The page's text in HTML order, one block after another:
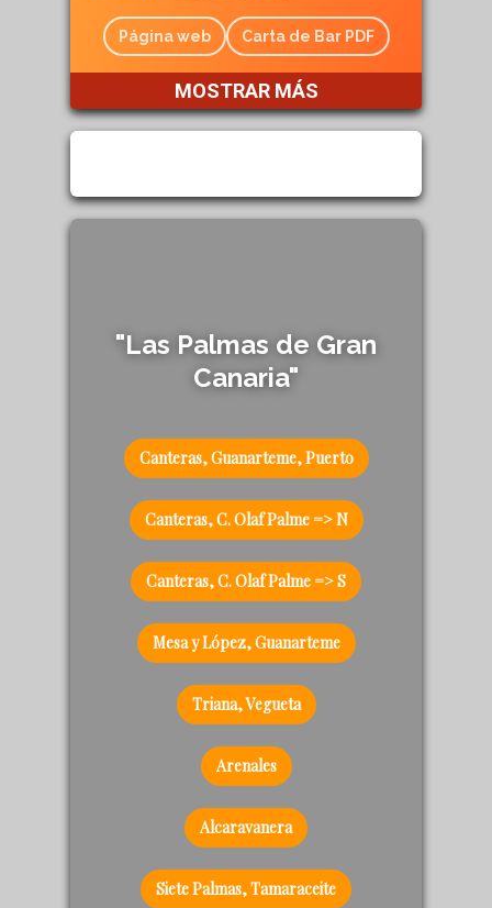
Página web Carta de Bar PDF
MOSTRAR MÁS
"Las Palmas de Gran
Canaria"
Canteras, Guanarteme, Puerto
Canteras, C. Olaf Palme => N
Canteras, C. Olaf Palme => S
Mesa y López, Guanarteme
Triana, Vegueta
Arenales
Alcaravanera
Siete Palmas, Tamaraceite